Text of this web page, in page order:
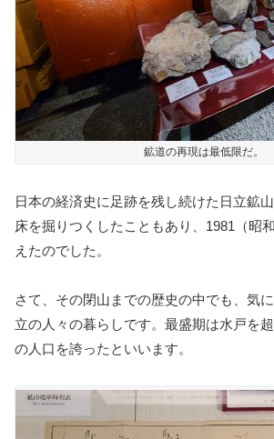
鉱道の再現は最低限だ。
日本の経済史に足跡を残し続けた日立鉱
床を掘りつくしたこともあり、1981（昭
えたのでした。
さて、その閉山までの歴史の中でも、気
立の人々の暮らしです。最盛期は水戸を
の人口を誇ったといいます。